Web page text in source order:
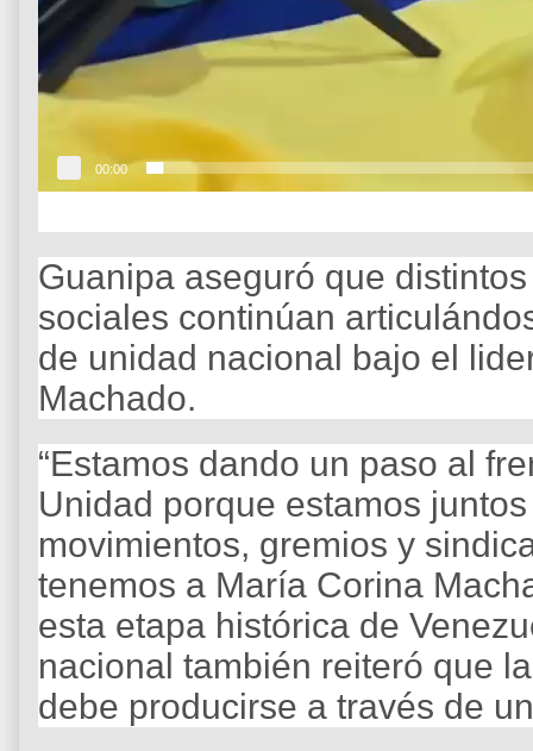
00:00
Guanipa aseguró que
sociales continúan
de unidad nacional bajo el
Machado.
“Estamos dando un paso al
Unidad porque estamos
movimientos, gremios y
tenemos a María Corina
esta etapa histórica de
nacional también reiteró que
debe producirse a través de